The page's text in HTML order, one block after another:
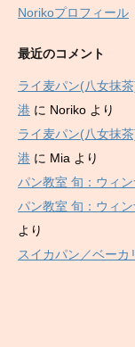
Norikoプロフィール
最近のコメント
ライ麦パン(八女抹
港 に Noriko より
ライ麦パン(八女抹
港 に Mia より
パン教室 旬：ウィ
パン教室 旬：ウィ
より
スイカパン／ベーカ